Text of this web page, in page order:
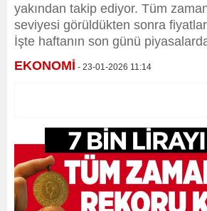
yakından takip ediyor. Tüm
seviyesi görüldükten sonra
İşte haftanın son günü
EKONOMİ - 23-01-2026 11:14